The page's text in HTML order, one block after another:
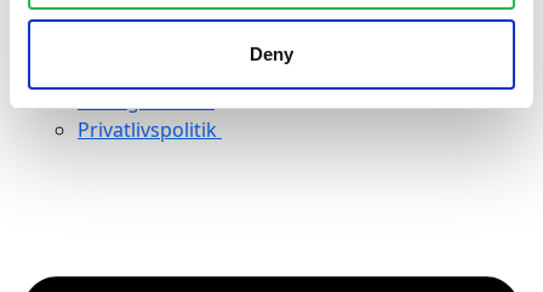
Deny
Kirsten Avlund Prisen
Privatlivspolitik